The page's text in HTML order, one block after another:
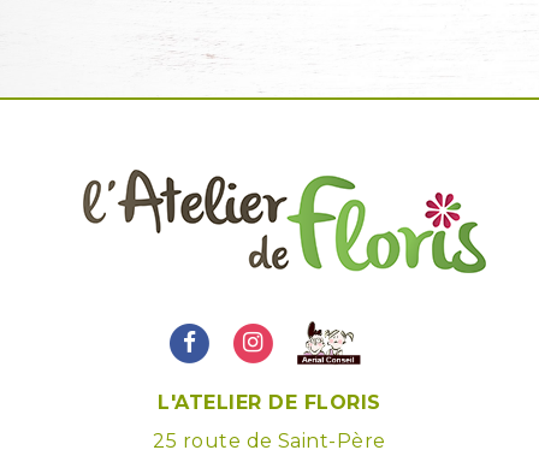
L'ATELIER DE FLORIS
25 route de Saint-Père